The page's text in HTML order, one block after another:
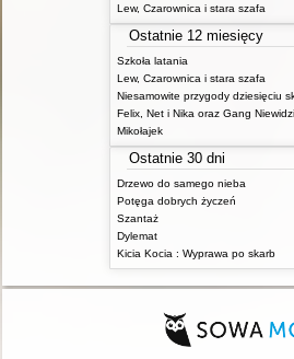
Lew, Czarownica i stara szafa
Ostatnie 12 miesięcy
Szkoła latania
Lew, Czarownica i stara szafa
Mikołajek
Ostatnie 30 dni
Drzewo do samego nieba
Potęga dobrych życzeń
Szantaż
Dylemat
Kicia Kocia : Wyprawa po skarb